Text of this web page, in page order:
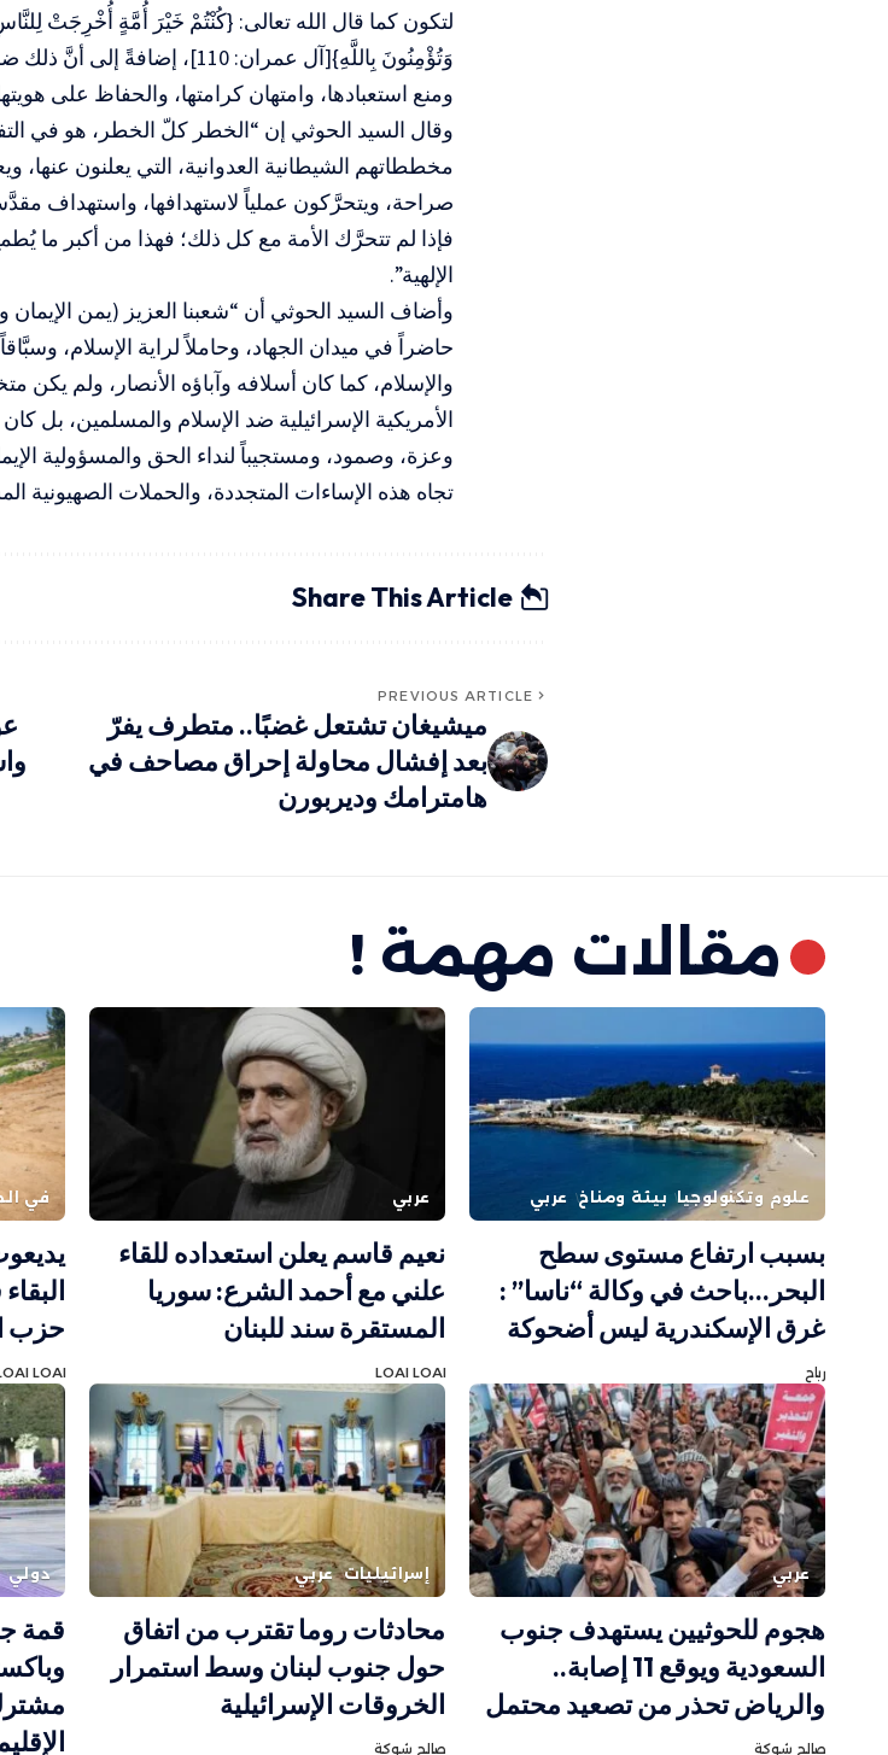
لتكون كما قال الله تعالى: {كُنْتُمْ خَيْرَ أُمَّةٍ أُخْرِجَتْ
وَتُؤْمِنُونَ بِاللَّهِ}[آل عمران:
ومنع استعبادها، وامتهان كرامتها، والحفاظ على
وقال السيد الحوثي إن “الخطر كلّ الخطر، هو في
مخططاتهم الشيطانية العدوانية، التي يعلنون
صراحة، ويتحرَّكون عملياً لاستهدافها، واستهداف
فإذا لم تتحرَّك الأمة مع كل ذلك؛ فهذا من أكبر ما
الإلهية”.
وأضاف السيد الحوثي أن “شعبنا العزيز (يمن الإيمان
حاضراً في ميدان الجهاد، وحاملاً لراية الإسلام،
والإسلام، كما كان أسلافه وآباؤه الأنصار، ولم يكن
الأمريكية الإسرائيلية ضد الإسلام والمسلمين، بل
وعزة، وصمود، ومستجيباً لنداء الحق والمسؤولية
تجاه هذه الإساءات المتجددة، والحملات الصهيونية
Share This Article
PREVIOUS ARTICLE
ميشيغان تشتعل غضبًا.. متطرف يفرّ
بعد إفشال محاولة إحراق مصاحف في
هامترامك وديربورن
مقالات مهمة !
علوم وتكنولوجيا بيئة ومناخ عربي
بسبب ارتفاع مستوى سطح
البحر…باحث في وكالة “ناسا” :
غرق الإسكندرية ليس أضحوكة
رباح
عربي
نعيم قاسم يعلن استعداده للقاء
علني مع أحمد الشرع: سوريا
المستقرة سند للبنان
LOAI LOAI
في
حزب
LOAI
عربي
هجوم للحوثيين يستهدف جنوب
السعودية ويوقع 11 إصابة..
والرياض تحذر من تصعيد محتمل
صالح شوكة
إسرائيليات عربي
محادثات روما تقترب من اتفاق
حول جنوب لبنان وسط استمرار
الخروقات الإسرائيلية
صالح شوكة
دولي
قمة